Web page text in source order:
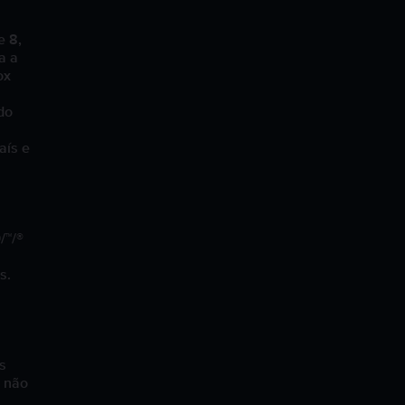
8,
a
e
®
não